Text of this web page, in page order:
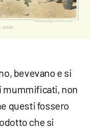
bevevano e si
mummificati, non
questi fossero
che si